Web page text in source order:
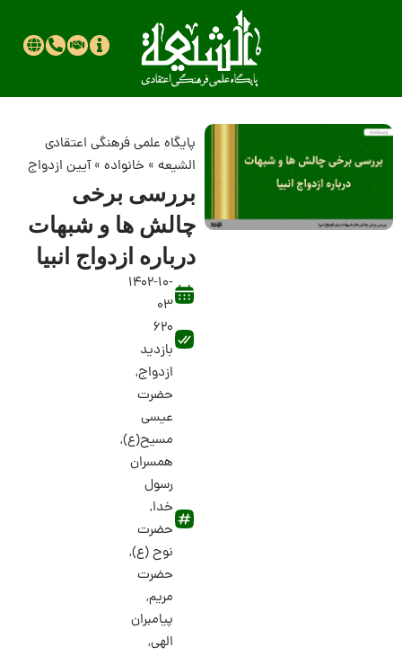
پایگاه علمی فرهنگی اعتقادی
الشیعه» خانواده»آیین ازدواج
بررسی برخی
چالش ها و شبهات
درباره ازدواج انبیا
1402-10-
03
620
بازدید
ازدواج,
حضرت
عیسی
مسیح(ع),
همسران
رسول
خدا,
حضرت
نوح (ع),
حضرت
مریم,
پیامبران
الهی,